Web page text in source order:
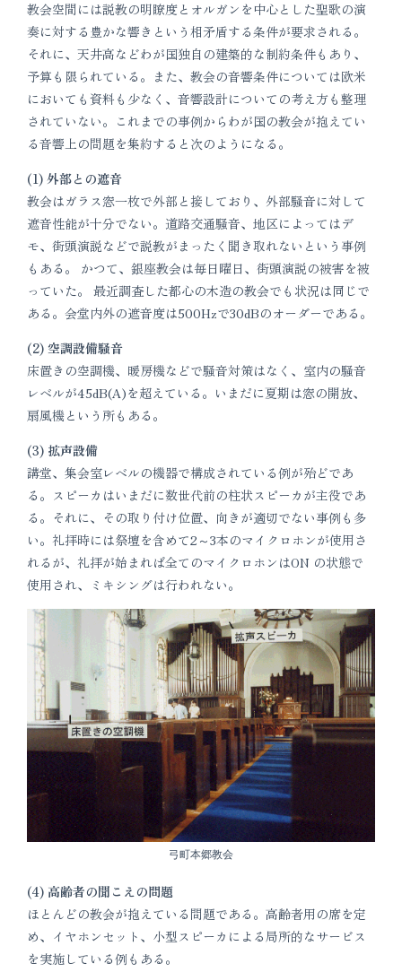
教会空間には説教の明瞭度とオルガンを中心とした聖歌の演
奏に対する豊かな響きという相矛盾する条件が要求される。
それに、天井高などわが国独自の建築的な制約条件もあり、
予算も限られている。また、教会の音響条件については欧米
においても資料も少なく、音響設計についての考え方も整理
されていない。これまでの事例からわが国の教会が抱えてい
る音響上の問題を集約すると次のようになる。
(1) 外部との遮音
教会はガラス窓一枚で外部と接しており、外部騒音に対して
遮音性能が十分でない。道路交通騒音、地区によってはデ
モ、街頭演説などで説教がまったく聞き取れないという事例
もある。 かつて、銀座教会は毎日曜日、街頭演説の被害を被
っていた。 最近調査した都心の木造の教会でも状況は同じで
ある。会堂内外の遮音度は500Hzで30dBのオーダーである。
(2) 空調設備騒音
床置きの空調機、暖房機などで騒音対策はなく、室内の騒音
レベルが45dB(A)を超えている。いまだに夏期は窓の開放、
扇風機という所もある。
(3) 拡声設備
講堂、集会室レベルの機器で構成されている例が殆どであ
る。スピーカはいまだに数世代前の柱状スピーカが主役であ
る。それに、その取り付け位置、向きが適切でない事例も多
い。礼拝時には祭壇を含めて2～3本のマイクロホンが使用さ
れるが、礼拝が始まれば全てのマイクロホンはON の状態で
使用され、ミキシングは行われない。
弓町本郷教会
(4) 高齢者の聞こえの問題
ほとんどの教会が抱えている問題である。高齢者用の席を定
め、イヤホンセット、小型スピーカによる局所的なサービス
を実施している例もある。